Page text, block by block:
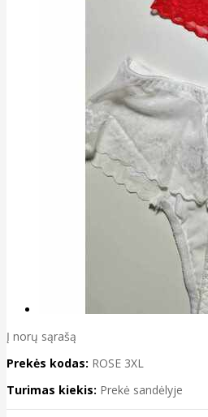
Į norų sąrašą
Prekės kodas: ROSE 3XL
Turimas kiekis: Prekė sandėlyje